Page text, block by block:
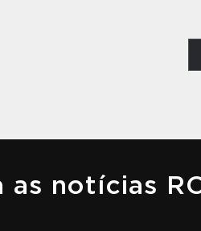
as notícias